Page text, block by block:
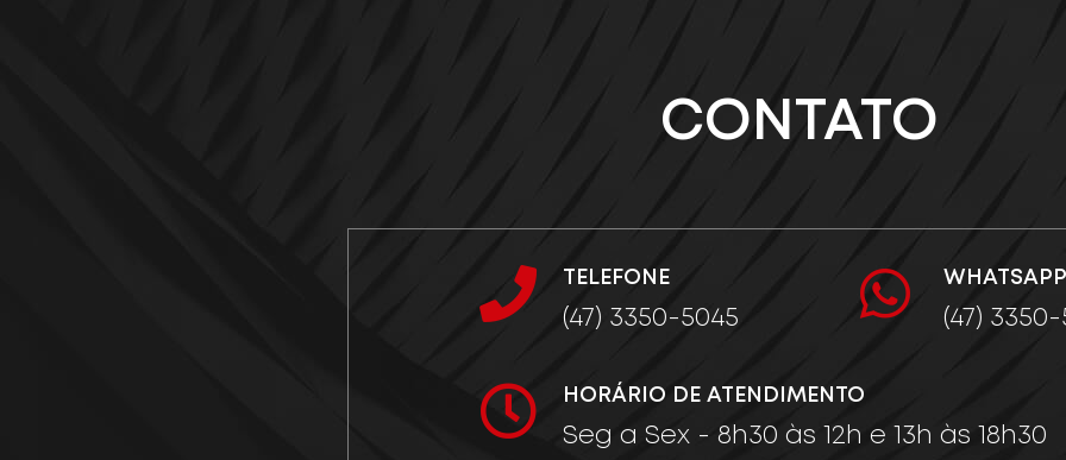
CONTATO
TELEFONE
(47) 3350-5045
WHATSAPP
(47)
HORÁRIO DE ATENDIMENTO
Seg a Sex - 8h30 às 12h e 13h às 18h30